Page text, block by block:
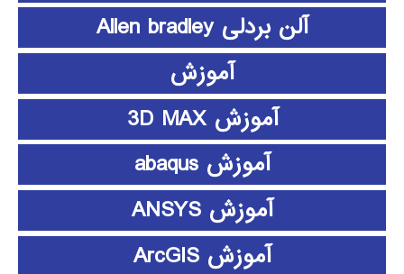
آلن بردلی Allen bradley
آموزش
آموزش 3D MAX
آموزش abaqus
آموزش ANSYS
آموزش ArcGIS